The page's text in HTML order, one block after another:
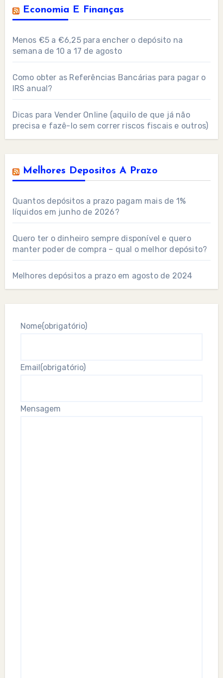
Economia E Finanças
Menos €5 a €6,25 para encher o depósito na
semana de 10 a 17 de agosto
Como obter as Referências Bancárias para pagar o
IRS anual?
Dicas para Vender Online (aquilo de que já não
precisa e fazê-lo sem correr riscos fiscais e outros)
Melhores Depositos A Prazo
Quantos depósitos a prazo pagam mais de 1%
líquidos em junho de 2026?
Quero ter o dinheiro sempre disponível e quero
manter poder de compra – qual o melhor depósito?
Melhores depósitos a prazo em agosto de 2024
Nome(obrigatório)
Email (obrigatório)
Mensagem